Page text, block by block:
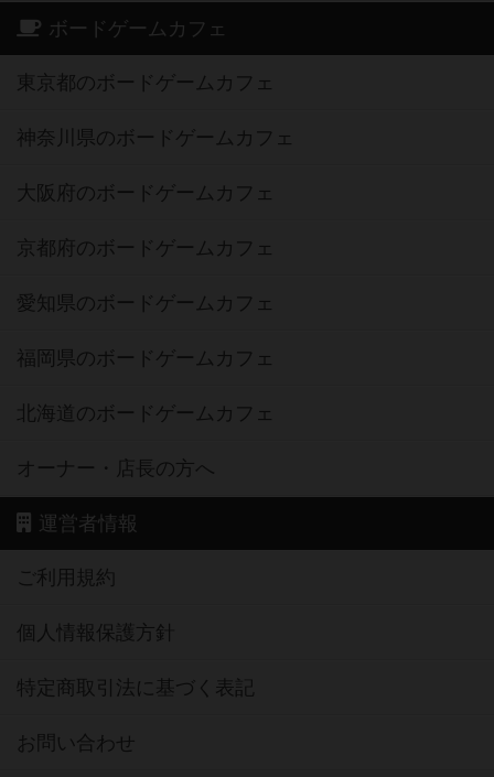
ボードゲームカフェ
東京都のボードゲームカフェ
神奈川県のボードゲームカフェ
大阪府のボードゲームカフェ
京都府のボードゲームカフェ
愛知県のボードゲームカフェ
福岡県のボードゲームカフェ
北海道のボードゲームカフェ
オーナー・店長の方へ
運営者情報
ご利用規約
個人情報保護方針
特定商取引法に基づく表記
お問い合わせ